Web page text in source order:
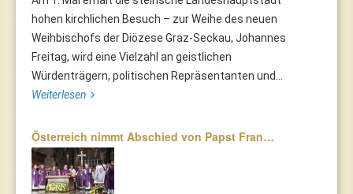
hohen kirchlichen Besuch – zur Weihe des neuen
Weihbischofs der Diözese Graz-Seckau, Johannes
Freitag, wird eine Vielzahl an geistlichen
Würdenträgern, politischen Repräsentanten und...
Weiterlesen
Österreich nimmt Abschied von Papst Fran…